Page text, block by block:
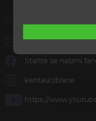
info@
Staňte se našimi
kentaurzbrane
https://